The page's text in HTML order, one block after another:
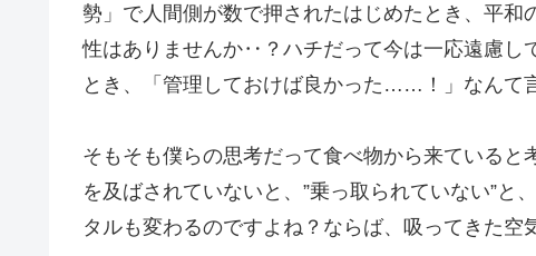
勢」で人間側が数で押されたはじめたとき、平
性はありませんか‥？ハチだって今は一応遠慮
とき、「管理しておけば良かった……！」なんて
そもそも僕らの思考だって食べ物から来ていると
を及ばされていないと、”乗っ取られていない”
タルも変わるのですよね？ならば、吸ってきた空